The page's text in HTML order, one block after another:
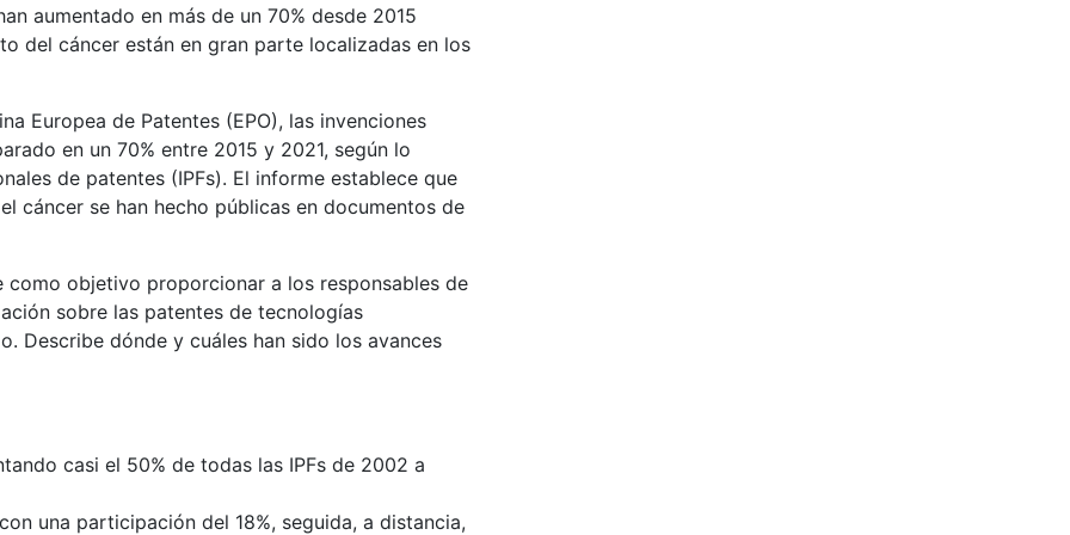
del cáncer están en gran parte localizadas en los
Europea de Patentes (EPO), las invenciones
en un 70% entre 2015 y 2021, según lo
de patentes (IPFs). El informe establece que
cáncer se han hecho públicas en documentos de
objetivo proporcionar a los responsables de
sobre las patentes de tecnologías
Describe dónde y cuáles han sido los avances
casi el 50% de todas las IPFs de 2002 a
una participación del 18%, seguida, a distancia,